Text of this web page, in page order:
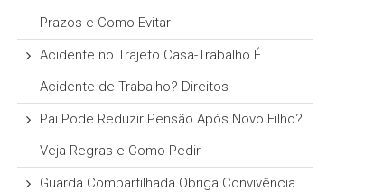
Prazos e Como Evitar
Acidente no Trajeto Casa-Trabalho É
Acidente de Trabalho? Direitos
Pai Pode Reduzir Pensão Após Novo Filho?
Veja Regras e Como Pedir
Guarda Compartilhada Obriga Convivência